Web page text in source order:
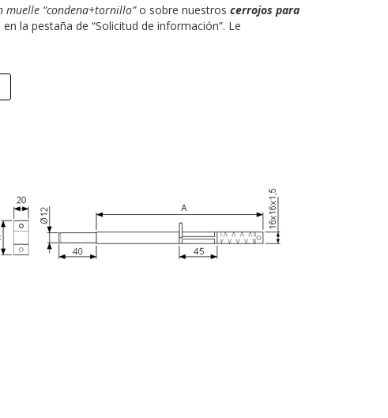
muelle “condena+tornillo”o sobre nuestros cerrojos para
la pestaña de “Solicitud de información”. Le